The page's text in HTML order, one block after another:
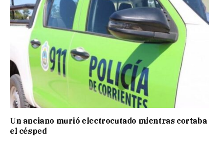
Un anciano murió electrocutado mientras cortaba
el césped